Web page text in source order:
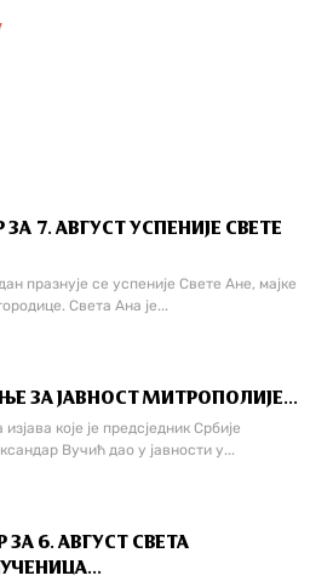
7. АВГУСТ УСПЕНИЈЕ СВЕТЕ
празнује се успеније Свете Ане, мајке
Света Ана је...
ЗА ЈАВНОСТ МИТРОПОЛИЈЕ...
које је предсједник Србије
Вучић дао у јавности у...
ЗА 6. АВГУСТ СВЕТА